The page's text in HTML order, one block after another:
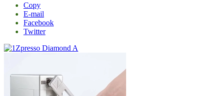
Copy
E-mail
Facebook
Twitter